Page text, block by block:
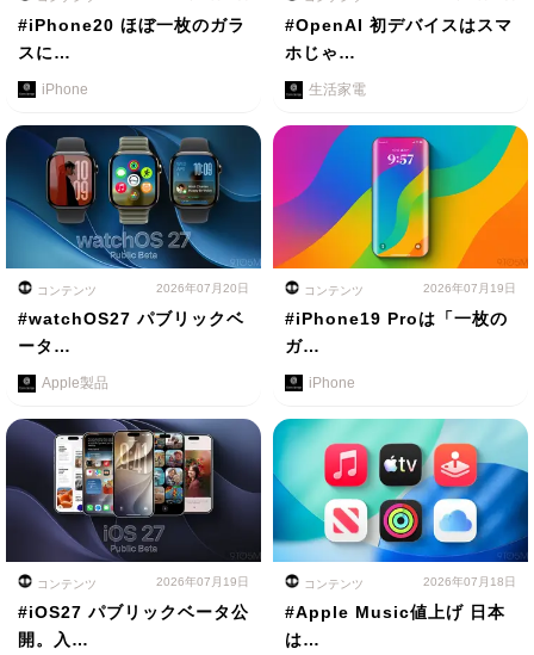
#iPhone20 ほぼ一枚のガラ
スに…
iPhone
#OpenAI 初デバイスはスマ
ホじゃ…
生活家電
コンテンツ 2026年07月20日
#watchOS27 パブリックベ
ータ…
Apple製品
コンテンツ 2026年07月19日
#iPhone19 Proは「一枚の
ガ…
iPhone
コンテンツ 2026年07月19日
#iOS27 パブリックベータ公
開。入…
コンテンツ 2026年07月18日
#Apple Music値上げ 日本
は…